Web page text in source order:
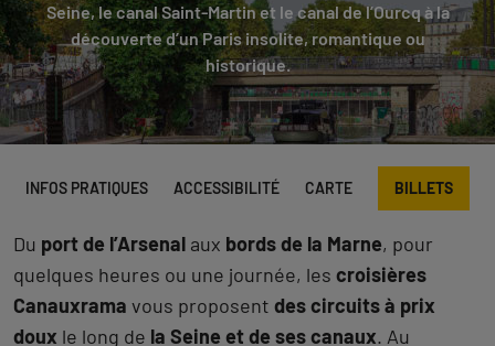
Seine, le canal Saint-Martin et le canal de l’Ourcq à la
découverte d’un Paris insolite, romantique ou
historique.
INFOS PRATIQUES ACCESSIBILITÉ CARTE BILLETS
Du port de l’Arsenal aux bords de la Marne, pour
quelques heures ou une journée, les croisières
Canauxrama vous proposent des circuits à prix
doux le long de la Seine et de ses canaux. Au